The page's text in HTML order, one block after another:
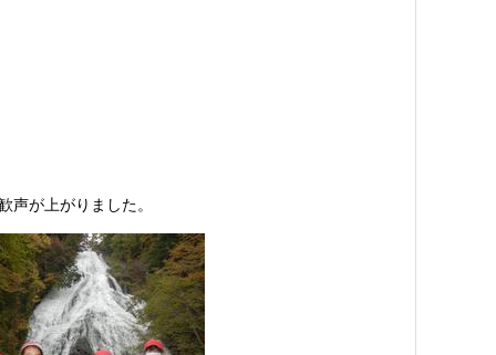
が上がりました。